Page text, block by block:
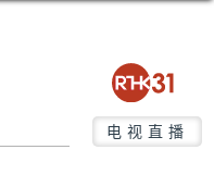
电视直播